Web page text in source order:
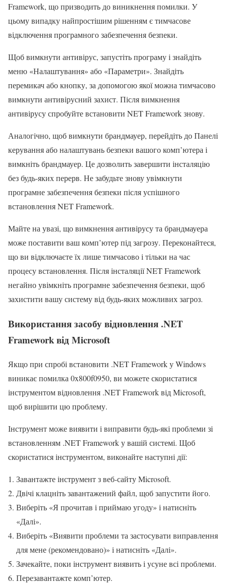
Framework, що призводить до виникнення помилки. У
цьому випадку найпростішим рішенням є тимчасове
відключення програмного забезпечення безпеки.
Щоб вимкнути антивірус, запустіть програму і знайдіть
меню «Налаштування» або «Параметри». Знайдіть
перемикач або кнопку, за допомогою якої можна тимчасово
вимкнути антивірусний захист. Після вимкнення
антивірусу спробуйте встановити NET Framework знову.
Аналогічно, щоб вимкнути брандмауер, перейдіть до Панелі
керування або налаштувань безпеки вашого комп’ютера і
вимкніть брандмауер. Це дозволить завершити інсталяцію
без будь-яких перерв. Не забудьте знову увімкнути
програмне забезпечення безпеки після успішного
встановлення NET Framework.
Майте на увазі, що вимкнення антивірусу та брандмауера
може поставити ваш комп’ютер під загрозу. Переконайтеся,
що ви відключаєте їх лише тимчасово і тільки на час
процесу встановлення. Після інсталяції NET Framework
негайно увімкніть програмне забезпечення безпеки, щоб
захистити вашу систему від будь-яких можливих загроз.
Використання засобу відновлення .NET
Framework від Microsoft
Якщо при спробі встановити .NET Framework у Windows
виникає помилка 0x800f0950, ви можете скористатися
інструментом відновлення .NET Framework від Microsoft,
щоб вирішити цю проблему.
Інструмент може виявити і виправити будь-які проблеми зі
встановленням .NET Framework у вашій системі. Щоб
скористатися інструментом, виконайте наступні дії:
Завантажте інструмент з веб-сайту Microsoft.
Двічі клацніть завантажений файл, щоб запустити його.
Виберіть «Я прочитав і приймаю угоду» і натисніть
«Далі».
Виберіть «Виявити проблеми та застосувати виправлення
для мене (рекомендовано)» і натисніть «Далі».
Зачекайте, поки інструмент виявить і усуне всі проблеми.
Перезавантажте комп’ютер.